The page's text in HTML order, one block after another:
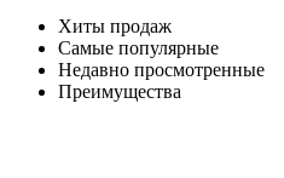
Хиты продаж
Самые популярные
Недавно просмотренные
Преимущества